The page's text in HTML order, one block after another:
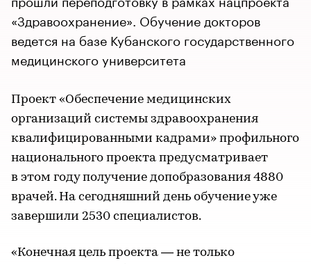
«Здравоохранение». Обучение докторов
ведется на базе Кубанского государственного
медицинского университета
Проект «Обеспечение медицинских
организаций системы здравоохранения
квалифицированными кадрами» профильного
национального проекта предусматривает
в этом году получение допобразования 4880
врачей. На сегодняшний день обучение уже
завершили 2530 специалистов.
«Конечная цель проекта — не только